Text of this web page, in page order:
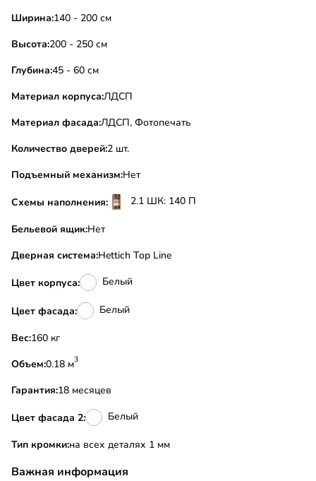
Ширина:140 - 200 см
Высота:200 - 250 см
Глубина:45 - 60 см
Материал корпуса:ЛДСП
Материал фасада:ЛДСП, Фотопечать
Количество дверей:2 шт.
Подъемный механизм:Нет
Схемы наполнения: 2.1 ШК: 140 П
Бельевой ящик:Нет
Дверная система:Hettich Top Line
Цвет корпуса: Белый
Цвет фасада: Белый
Вес:
160 кг
Объем:
0.18 м3
Гарантия:18 месяцев
Цвет фасада 2: Белый
Тип кромки:на всех деталях 1 мм
Важная информация